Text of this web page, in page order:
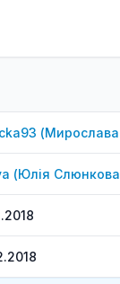
(Мирослава
(Юлія Слюнкова